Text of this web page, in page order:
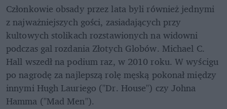
Członkowie obsady przez lata byli również jednymi
z najważniejszych gości, zasiadających przy
kultowych stolikach rozstawionych na widowni
podczas gal rozdania Złotych Globów. Michael C.
Hall wszedł na podium raz, w 2010 roku. W wyścigu
po nagrodę za najlepszą rolę męską pokonał między
innymi Hugh Lauriego ("Dr. House") czy Johna
Hamma ("Mad Men").